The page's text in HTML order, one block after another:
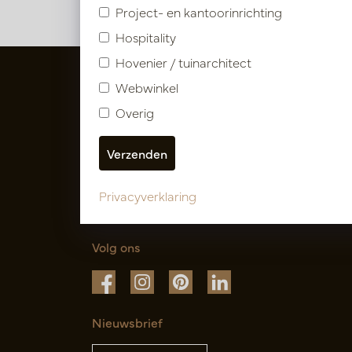
Volg ons
Nieuwsbrief
Project- en kantoorinrichting
Hospitality
Hovenier / tuinarchitect
Webwinkel
Overig
Privacyverklaring